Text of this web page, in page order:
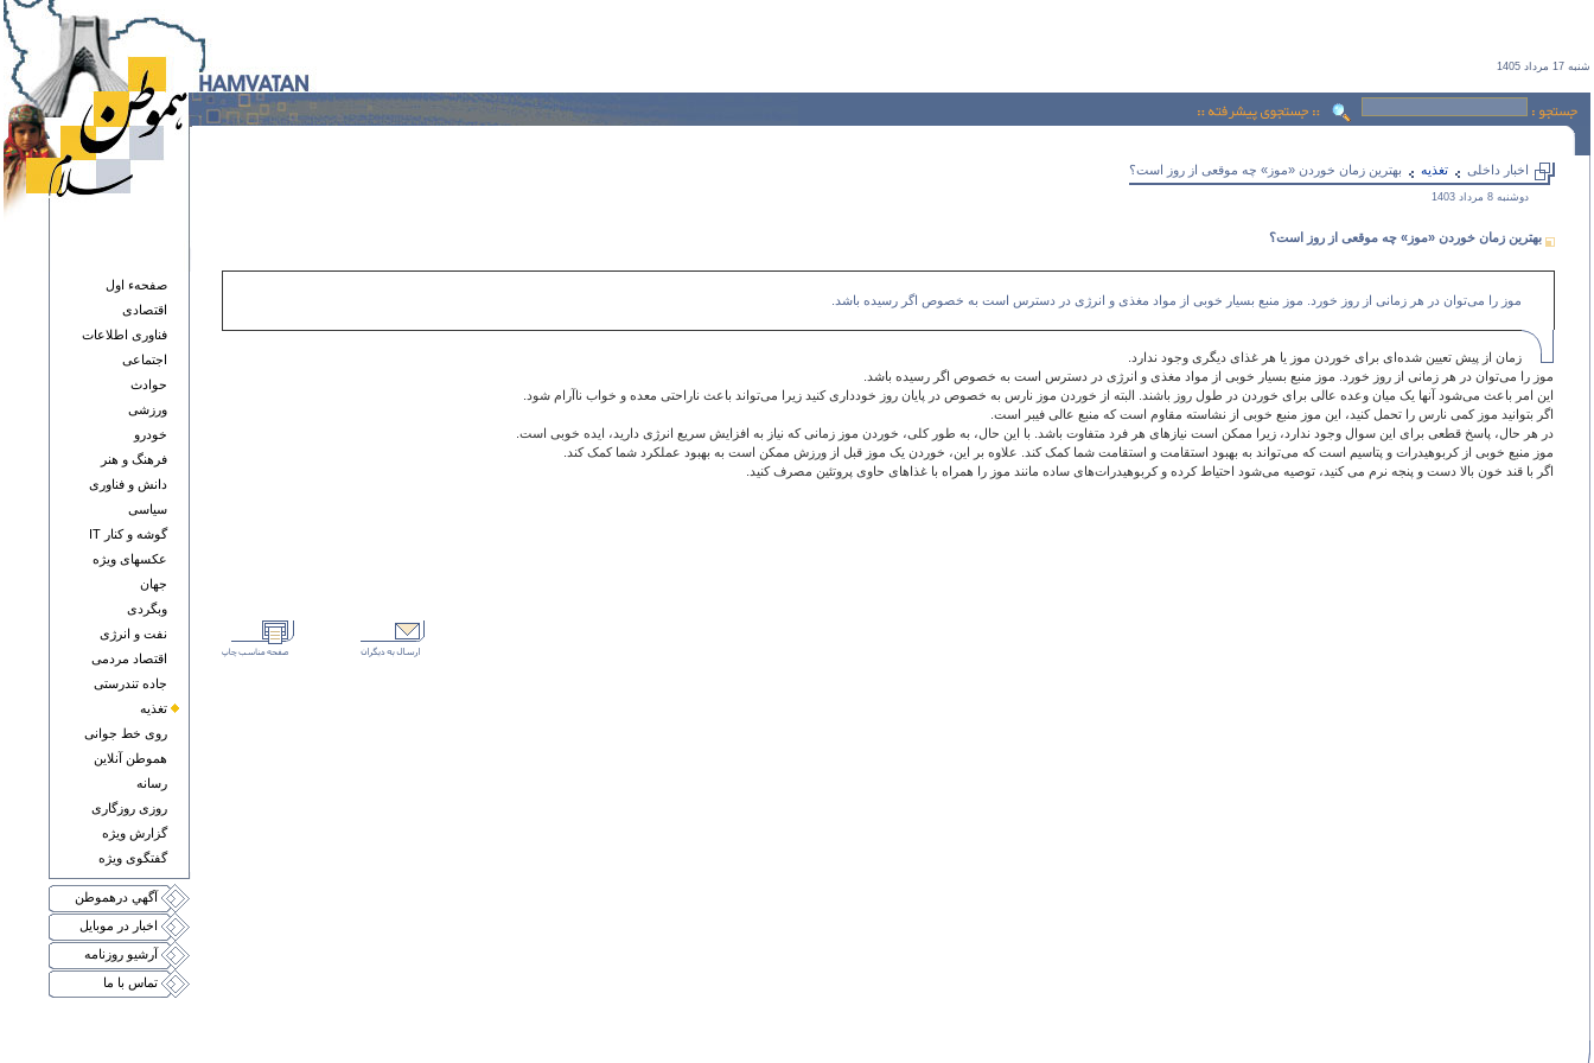
شنبه 17 مرداد 1405
صفحهء اول
اقتصادی
فناوری اطلاعات
اجتماعی
حوادث
ورزشی
خودرو
فرهنگ و هنر
دانش و فناوری
سياسی
گوشه و کنار IT
عکسهای ويژه
جهان
وبگردی
نفت و انرژی
اقتصاد مردمی
جاده تندرستی
تغذيه
روی خط جوانی
هموطن آنلاين
رسانه
روزی روزگاری
گزارش ويژه
گفتگوی ويژه
آگهي درهموطن
اخبار در موبايل
آرشيو روزنامه
تماس با ما
اخبار داخلی تغذيه بهترین زمان خوردن «موز» چه موقعی از روز است؟
دوشنبه 8 مرداد 1403
بهترین زمان خوردن «موز» چه موقعی از روز است؟
موز را می‌توان در هر زمانی از روز خورد. موز منبع بسیار خوبی از مواد مغذی و انرژی در دسترس است به خصوص اگر رسیده باشد.
زمان از پیش تعیین شده‌ای برای خوردن موز یا هر غذای دیگری وجود ندارد.
موز را می‌توان در هر زمانی از روز خورد. موز منبع بسیار خوبی از مواد مغذی و انرژی در دسترس است به خصوص اگر رسیده باشد.
این امر باعث می‌شود آنها یک میان وعده عالی برای خوردن در طول روز باشند. البته از خوردن موز نارس به خصوص در پایان روز خودداری کنید زیرا می‌تواند باعث ناراحتی معده و خواب ناآرام شود.
اگر بتوانید موز کمی نارس را تحمل کنید، این موز منبع خوبی از نشاسته مقاوم است که منبع عالی فیبر است.
در هر حال، پاسخ قطعی برای این سوال وجود ندارد، زیرا ممکن است نیازهای هر فرد متفاوت باشد. با این حال، به طور کلی، خوردن موز زمانی که نیاز به افزایش سریع انرژی دارید، ایده خوبی است.
موز منبع خوبی از کربوهیدرات و پتاسیم است که می‌تواند به بهبود استقامت و استقامت شما کمک کند. علاوه بر این، خوردن یک موز قبل از ورزش ممکن است به بهبود عملکرد شما کمک کند.
اگر با قند خون بالا دست و پنجه نرم می کنید، توصیه می‌شود احتیاط کرده و کربوهیدرات‌های ساده مانند موز را همراه با غذاهای حاوی پروتئین مصرف کنید.